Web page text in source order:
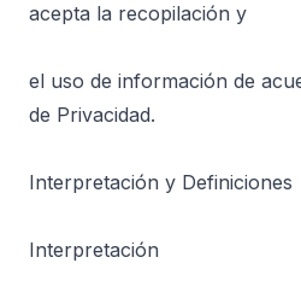
acepta la recopilación y
el uso de información de
de Privacidad.
Interpretación y Definiciones
Interpretación